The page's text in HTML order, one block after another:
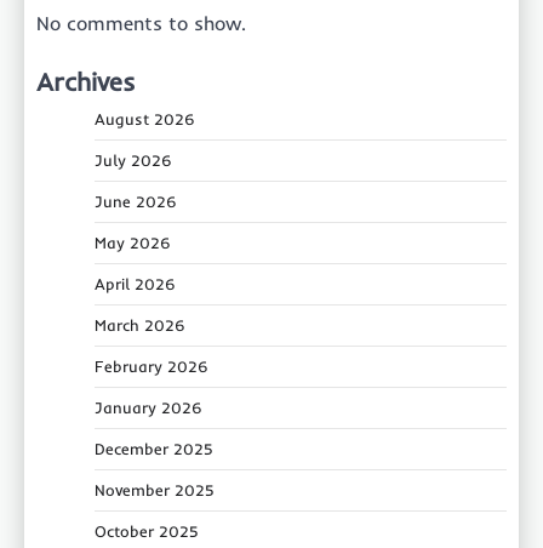
No comments to show.
Archives
August 2026
July 2026
June 2026
May 2026
April 2026
March 2026
February 2026
January 2026
December 2025
November 2025
October 2025